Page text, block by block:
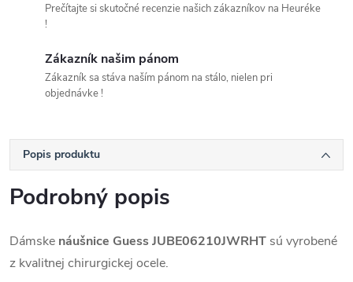
Prečítajte si skutočné recenzie našich zákazníkov na Heuréke
!
Zákazník našim pánom
Zákazník sa stáva naším pánom na stálo, nielen pri
objednávke !
Popis produktu
Podrobný popis
Dámske náušnice Guess JUBE06210JWRHT sú vyrobené
z kvalitnej chirurgickej ocele.